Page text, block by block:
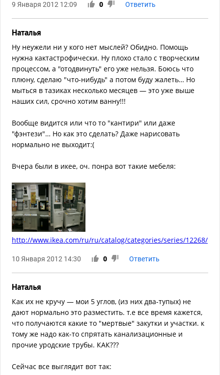
9 Января 2012 12:09 0 Ответить
Наталья
Ну неужели ни у кого нет мыслей? Обидно. Помощь
нужна кактастрофически. Ну плохо стало с творческим
процессом, а "отодвинуть" его уже нельзя. Боюсь что
плюну, сделаю "что-нибудь" а потом буду жалеть… Но
мыться в тазиках несколько месяцев — это уже выше
наших сил, срочно хотим ванну!!!
Вообще видится или что то "кантири" или даже
"фэнтези"… Но как это сделать? Даже нарисовать
нормально не выходит:(
Вчера были в икее, оч. понра вот такие мебеля:
http://www.ikea.com/ru/ru/catalog/categories/series/12268/
10 Января 2012 14:30 0 Ответить
Наталья
Как их не кручу — мои 5 углов, (из них два-тупых) не
дают нормально это разместить. т.е все время кажется,
что получаются какие то "мертвые" закутки и участки. к
тому же надо как-то спрятать канализационные и
прочие уродские трубы. КАК???
Сейчас все выглядит вот так: